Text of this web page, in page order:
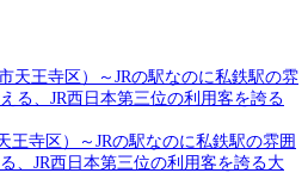
王寺区）～JRの駅なのに私鉄駅の雰囲
、JR西日本第三位の利用客を誇る大